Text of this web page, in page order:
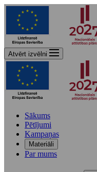
Atvērt izvēlni
Sākums
Pētījumi
Kampaņas
Materiāli
Par mums